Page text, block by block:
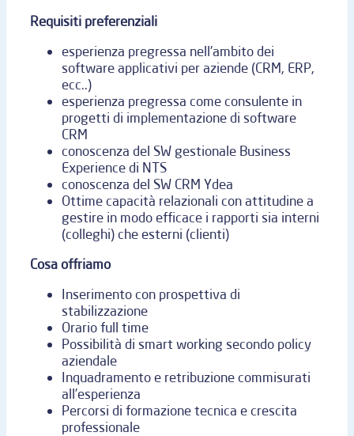
Requisiti preferenziali
esperienza pregressa nell'ambito dei
software applicativi per aziende (CRM, ERP,
ecc..)
esperienza pregressa come consulente in
progetti di implementazione di software
CRM
conoscenza del SW gestionale Business
Experience di NTS
conoscenza del SW CRM Ydea
Ottime capacità relazionali con attitudine a
gestire in modo efficace i rapporti sia interni
(colleghi) che esterni (clienti)
Cosa offriamo
Inserimento con prospettiva di
stabilizzazione
Orario full time
Possibilità di smart working secondo policy
aziendale
Inquadramento e retribuzione commisurati
all’esperienza
Percorsi di formazione tecnica e crescita
professionale